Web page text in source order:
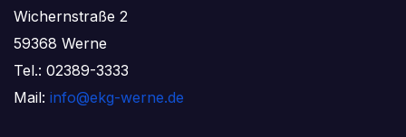
Wichernstraße 2
59368 Werne
Tel.: 02389-3333
Mail: info@ekg-werne.de